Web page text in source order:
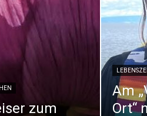
zum
Am
Ort“